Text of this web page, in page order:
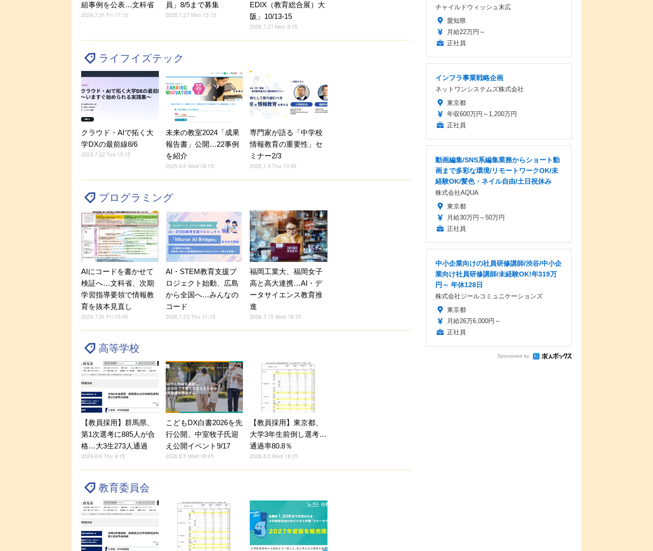
組事例を公表…文科省
2026.7.31 Fri 17:15
員」8/5まで募集
2026.7.27 Mon 15:15
EDIX（教育総合展）大
阪」10/13-15
2026.7.27 Mon 9:15
ライフイズテック
クラウド・AIで拓く大
学DXの最前線8/6
2025.7.22 Tue 15:15
未来の教室2024「成果
報告書」公開…22事例
を紹介
2025.4.2 Wed 18:15
専門家が語る「中学校
情報教育の重要性」セ
ミナー2/3
2025.1.9 Thu 10:45
プログラミング
AIにコードを書かせて
検証へ…文科省、次期
学習指導要領で情報教
育を抜本見直し
2026.7.31 Fri 15:45
AI・STEM教育支援プ
ロジェクト始動、広島
から全国へ…みんなの
コード
2026.7.23 Thu 11:15
福岡工業大、福岡女子
高と高大連携…AI・デ
ータサイエンス教育推
進
2026.7.15 Wed 18:15
高等学校
【教員採用】群馬県、
第1次選考に885人が合
格…大3生273人通過
2026.8.6 Thu 9:15
こどもDX白書2026を先
行公開、中室牧子氏迎
え公開イベント9/17
2026.8.5 Wed 18:45
【教員採用】東京都、
大学3年生前倒し選考…
通過率80.8％
2026.8.5 Wed 18:15
教育委員会
チャイルドウィッシュ末広
愛知県
月給22万円～
正社員
インフラ事業戦略企画
ネットワンシステムズ株式会社
東京都
年収600万円～1,200万円
正社員
動画編集/SNS系編集業務からショート動
画まで多彩な環境/リモートワークOK/未
経験OK/髪色・ネイル自由/土日祝休み
株式会社AQUA
東京都
月給30万円～50万円
正社員
中小企業向けの社員研修講師/渋谷/中小企
業向け社員研修講師/未経験OK!年319万
円～ 年休128日
株式会社ジールコミュニケーションズ
東京都
月給26万6,000円～
正社員
Sponsored by